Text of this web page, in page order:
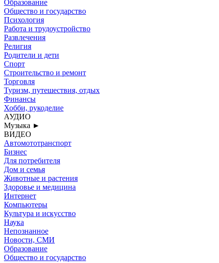
Образование
Общество и государство
Психология
Работа и трудоустройство
Развлечения
Религия
Родители и дети
Спорт
Строительство и ремонт
Торговля
Туризм, путешествия, отдых
Финансы
Хобби, рукоделие
АУДИО
Музыка ►
ВИДЕО
Автомототранспорт
Бизнес
Для потребителя
Дом и семья
Животные и растения
Здоровье и медицина
Интернет
Компьютеры
Культура и искусство
Наука
Непознанное
Новости, СМИ
Образование
Общество и государство